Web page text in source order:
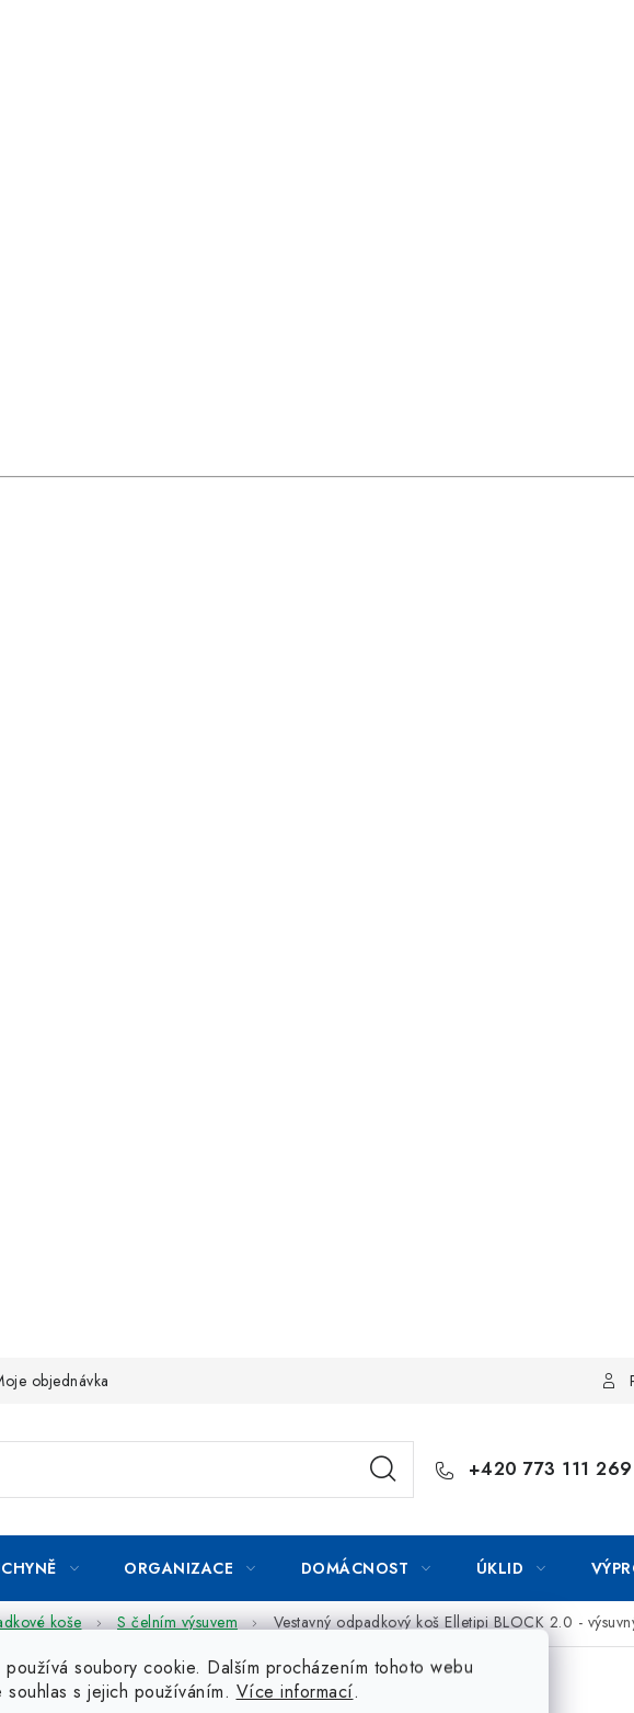
používá soubory cookie. Dalším procházením tohoto webu
souhlas s jejich používáním. Více informací.
objednávka
+420 773 111 269
ORGANIZACE DOMÁCNOST ÚKLID
koše S čelním výsuvem Vestavný odpadkový koš Elletipi BLOCK 2.0 -